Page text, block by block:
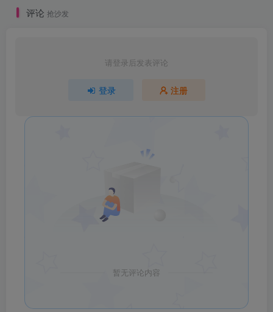
评论 抢沙发
请登录后发表评论
登录 注册
暂无评论内容